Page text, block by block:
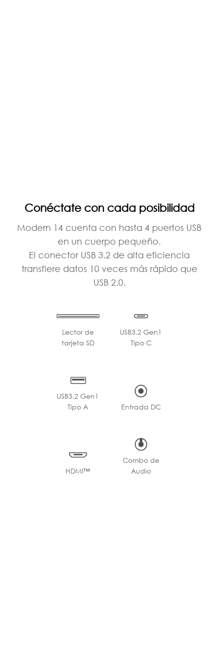
Conéctate con cada posibilidad
Modern 14 cuenta con hasta 4 puertos USB
en un cuerpo pequeño.
El conector USB 3.2 de alta eficiencia
transfiere datos 10 veces más rápido que
USB 2.0.
Lector de
tarjeta SD
USB3.2 Gen1
Tipo C
USB3.2 Gen1
Tipo A
Entrada DC
HDMI™
Combo de
Audio